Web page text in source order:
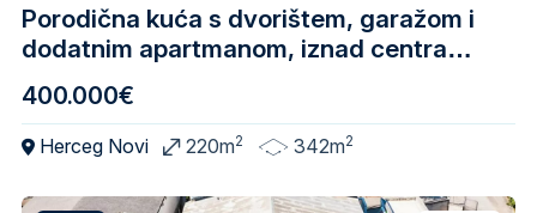
Porodična kuća s dvorištem, garažom i
dodatnim apartmanom, iznad centra
400.000€
Herceg Novi 220m2 342m2